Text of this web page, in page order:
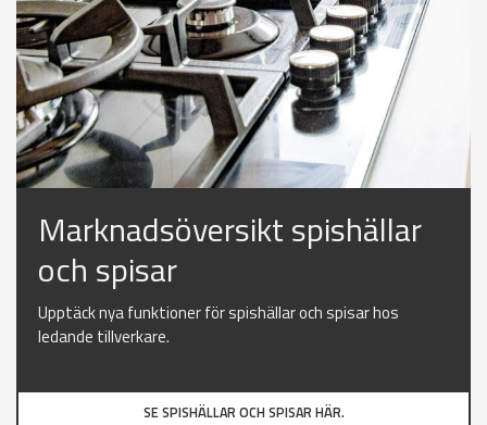
Marknadsöversikt spishällar
och spisar
Upptäck nya funktioner för spishällar och spisar hos
ledande tillverkare.
SE SPISHÄLLAR OCH SPISAR HÄR.